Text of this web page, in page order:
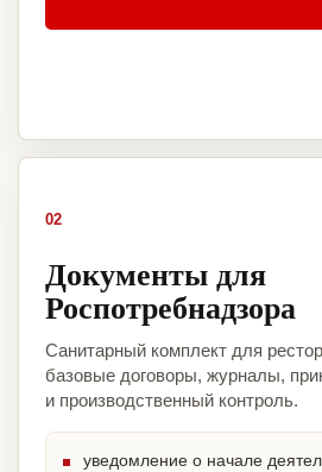
02
Документы для
Роспотребнадзора
Санитарный комплект для
базовые договоры, журналы,
и производственный контроль.
уведомление о начале